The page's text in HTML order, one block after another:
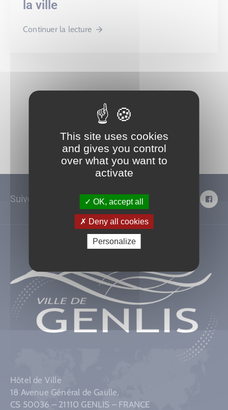
la ville
Continuer la lecture
Suivez-nous !
Hôtel de Ville
18 Avenue Général de Gaulle,
CS 50036 – 21110 GENLIS – FRANCE
This site uses cookies
and gives you control
over what you want to
activate
OK, accept all
Deny all cookies
Personalize